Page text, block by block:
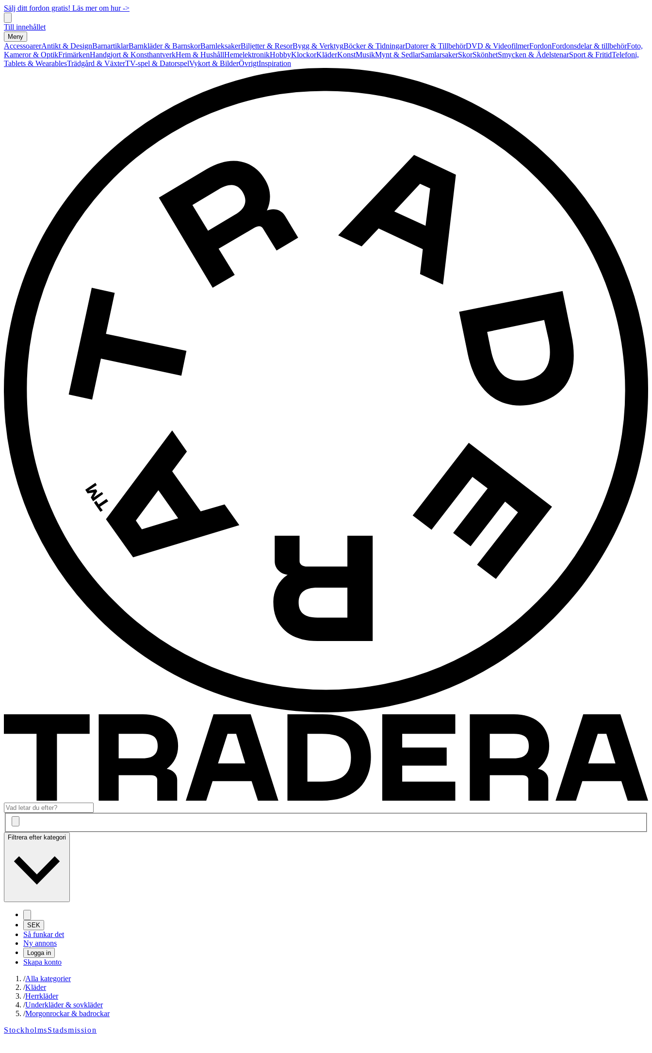
Sälj ditt fordon gratis! Läs mer om hur ->
Till innehållet
Meny
AccessoarerAntikt & DesignBarnartiklarBarnkläder & BarnskorBarnleksakerBiljetter & ResorBygg & VerktygBöcker & TidningarDatorer & TillbehörDVD & VideofilmerFordonFordonsdelar & tillbehörFoto,
Kameror & OptikFrimärkenHandgjort & KonsthantverkHem & HushållHemelektronikHobbyKlockorKläderKonstMusikMynt & SedlarSamlarsakerSkorSkönhetSmycken & ÄdelstenarSport & FritidTelefoni,
Tablets & WearablesTrädgård & VäxterTV-spel & DatorspelVykort & BilderÖvrigtInspiration
Filtrera efter kategori
SEK
Så funkar det
Ny annons
Logga in
Skapa konto
/Alla kategorier
/Kläder
/Herrkläder
/Underkläder & sovkläder
/Morgonrockar & badrockar
StockholmsStadsmission